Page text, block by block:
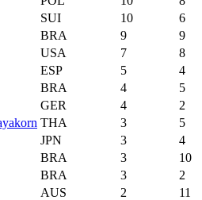
SUI 10
6
BRA 9
9
USA 7
8
ESP 5
4
BRA 4
5
GER 4
2
THA 3
5
JPN 3
4
BRA 3
10
BRA 3
2
AUS 2
11